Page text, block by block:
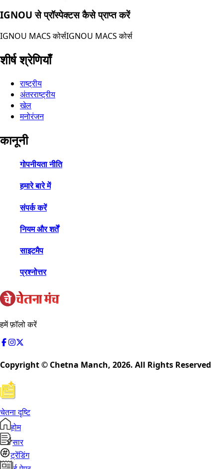
IGNOU से प्रॉस्पेक्टस कैसे प्राप्त करें
IGNOU MACS कोर्सIGNOU MACS कोर्स
शीर्ष श्रेणियाँ
राष्ट्रीय
अंतरराष्ट्रीय
खेल
मनोरंजन
कानूनी
गोपनीयता नीति
हमारे बारे में
संपर्क करें
नियम और शर्तें
साइटमैप
प्रश्नोत्तर
हमें फ़ॉलो करें
Copyright © Chetna Manch, 2026. All Rights Reserved
चेतना दृष्टि
होम
सार
ट्रेंडिंग